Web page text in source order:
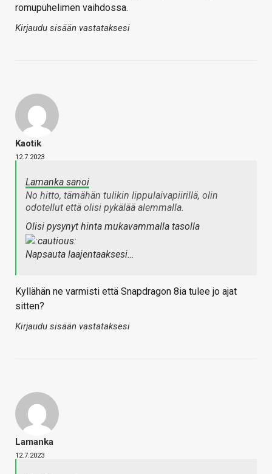
romupuhelimen vaihdossa.
Kirjaudu sisään vastataksesi
Kaotik
12.7.2023
Lamanka sanoi
No hitto, tämähän tulikin lippulaivapiirillä, olin
odotellut että olisi pykälää alemmalla.
Olisi pysynyt hinta mukavammalla tasolla
Napsauta laajentaaksesi…
Kyllähän ne varmisti että Snapdragon 8ia tulee jo ajat
sitten?
Kirjaudu sisään vastataksesi
Lamanka
12.7.2023